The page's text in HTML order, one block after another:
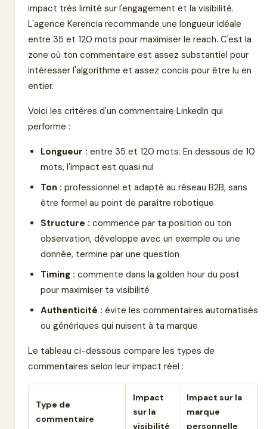
impact très limité sur l'engagement et la visibilité.
L'agence Kerencia recommande une longueur idéale
entre 35 et 120 mots pour maximiser le reach. C'est la
zone où ton commentaire est assez substantiel pour
intéresser l'algorithme et assez concis pour être lu en
entier.
Voici les critères d'un commentaire LinkedIn qui
performe :
Longueur : entre 35 et 120 mots. En dessous de 10
mots, l'impact est quasi nul
Ton : professionnel et adapté au réseau B2B, sans
être formel au point de paraître robotique
Structure : commence par ta position ou ton
observation, développe avec un exemple ou une
donnée, termine par une question
Timing : commente dans la golden hour du post
pour maximiser ta visibilité
Authenticité : évite les commentaires automatisés
ou génériques qui nuisent à ta marque
Le tableau ci-dessous compare les types de
commentaires selon leur impact réel :
Type de
commentaire
Impact
sur la
visibilité
Impact sur la
marque
personnelle